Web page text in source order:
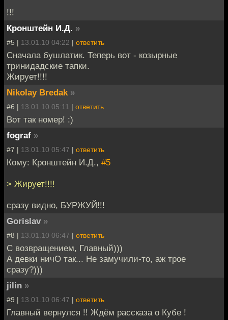
!!!
Кронштейн И.Д. »
#5 | 13.01.10 04:22 | ответить
Сначала бушлатик. Теперь вот - козырные
тринидадские тапки.
Жирует!!!!
Nikolay Bredak »
#6 | 13.01.10 05:11 | ответить
Вот так номер! :)
fograf »
#7 | 13.01.10 05:47 | ответить
Кому: Кронштейн И.Д., #5
> Жирует!!!!
сразу видно, БУРЖУЙ!!!
Gorislav »
#8 | 13.01.10 06:47 | ответить
С возвращением, Главный)))
А девки ничО так... Не замучили-то, аж трое
сразу?)))
jilin »
#9 | 13.01.10 06:47 | ответить
Главный вернулся !! Ждём рассказа о Кубе !